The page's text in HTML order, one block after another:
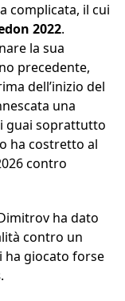
complicata, il cui
2022.
la sua
precedente,
dell’inizio del
una
guai soprattutto
ha costretto al
contro
ha dato
contro un
ha giocato forse
.